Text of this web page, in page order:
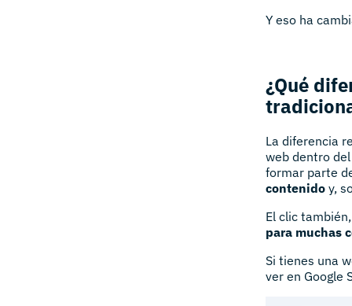
Y eso ha
¿Qué
La diferencia
web dentro
formar parte
contenido y,
El clic
para muchas
Si tienes una
ver en Google